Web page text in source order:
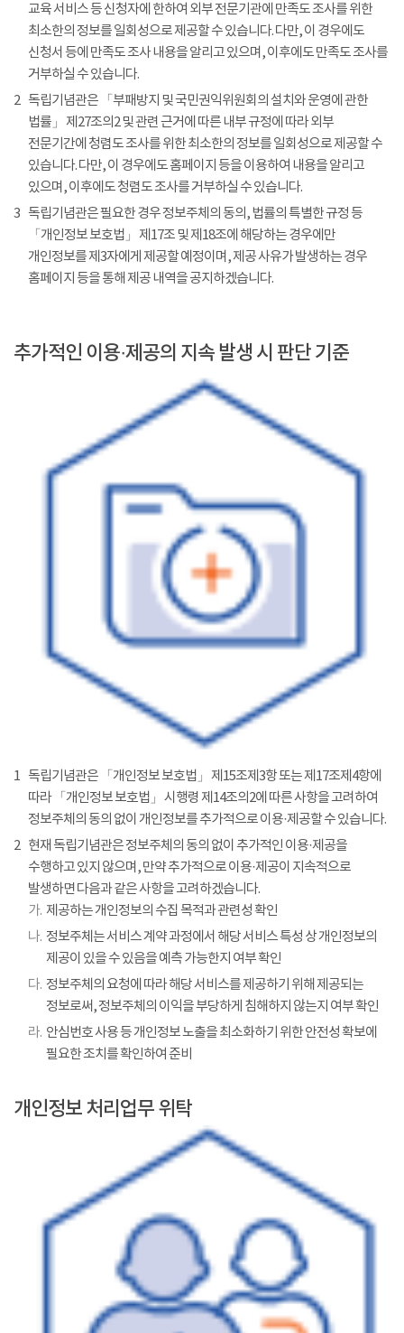
교육 서비스 등 신청자에 한하여 외부 전문기관에 만족도 조사를 위한
최소한의 정보를 일회성으로 제공할 수 있습니다. 다만, 이 경우에도
신청서 등에 만족도 조사 내용을 알리고 있으며, 이후에도 만족도 조사를
거부하실 수 있습니다.
2 독립기념관은 「부패방지 및 국민권익위원회의 설치와 운영에 관한
법률」 제27조의2 및 관련 근거에 따른 내부 규정에 따라 외부
전문기간에 청렴도 조사를 위한 최소한의 정보를 일회성으로 제공할 수
있습니다. 다만, 이 경우에도 홈페이지 등을 이용하여 내용을 알리고
있으며, 이후에도 청렴도 조사를 거부하실 수 있습니다.
3 독립기념관은 필요한 경우 정보주체의 동의, 법률의 특별한 규정 등
「개인정보 보호법」 제17조 및 제18조에 해당하는 경우에만
개인정보를 제3자에게 제공할 예정이며, 제공 사유가 발생하는 경우
홈페이지 등을 통해 제공 내역을 공지하겠습니다.
추가적인 이용·제공의 지속 발생 시 판단 기준
1 독립기념관은 「개인정보 보호법」 제15조제3항 또는 제17조제4항에
따라 「개인정보 보호법」 시행령 제14조의2에 따른 사항을 고려하여
정보주체의 동의 없이 개인정보를 추가적으로 이용·제공할 수 있습니다.
2 현재 독립기념관은 정보주체의 동의 없이 추가적인 이용·제공을
수행하고 있지 않으며, 만약 추가적으로 이용·제공이 지속적으로
발생하면 다음과 같은 사항을 고려하겠습니다.
가. 제공하는 개인정보의 수집 목적과 관련성 확인
나. 정보주체는 서비스 계약 과정에서 해당 서비스 특성 상 개인정보의
제공이 있을 수 있음을 예측 가능한지 여부 확인
다. 정보주체의 요청에 따라 해당 서비스를 제공하기 위해 제공되는
정보로써, 정보주체의 이익을 부당하게 침해하지 않는지 여부 확인
라. 안심번호 사용 등 개인정보 노출을 최소화하기 위한 안전성 확보에
필요한 조치를 확인하여 준비
개인정보 처리업무 위탁